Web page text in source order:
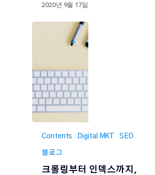
2020년 9월 17일
Contents Digital MKT SEO
블로그
크롤링부터 인덱스까지,